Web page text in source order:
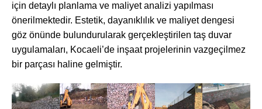
için detaylı planlama ve maliyet analizi yapılması
önerilmektedir. Estetik, dayanıklılık ve maliyet dengesi
göz önünde bulundurularak gerçekleştirilen taş duvar
uygulamaları, Kocaeli’de inşaat projelerinin vazgeçilmez
bir parçası haline gelmiştir.